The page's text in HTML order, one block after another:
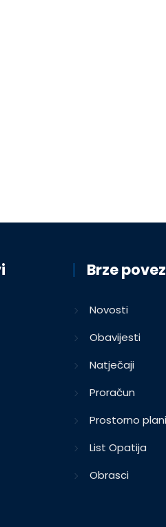
Brze
Novosti
Obavijesti
Natječaji
Proračun
Prostorno
List Opatija
Obrasci